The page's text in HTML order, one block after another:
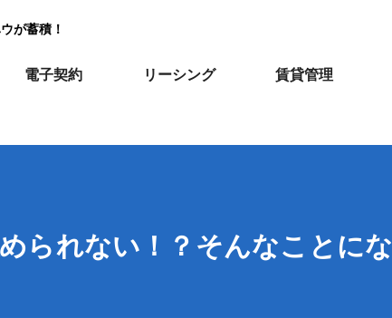
が蓄積！
電子契約 リーシング 賃貸管理
られない！？そんなことにな